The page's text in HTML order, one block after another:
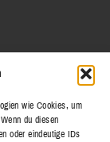
wie Cookies, um
du diesen
oder eindeutige IDs